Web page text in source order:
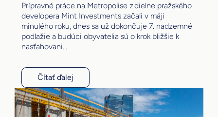
Prípravné práce na Metropolise z dielne pražského
developera Mint Investments začali v máji
minulého roku, dnes sa už dokončuje 7. nadzemné
podlažie a budúci obyvatelia sú o krok bližšie k
nasťahovani...
Čítať ďalej